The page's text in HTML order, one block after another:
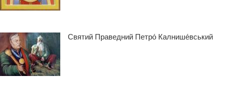
Святий Праведний Петро́ Калнише́вський